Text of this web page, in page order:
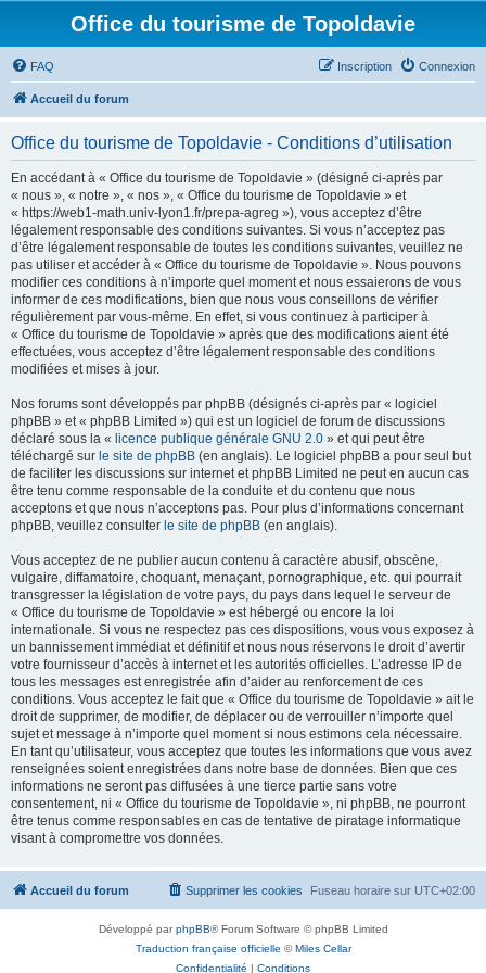
Office du tourisme de Topoldavie
FAQ Connexion
Inscription
Accueil du forum
Office du tourisme de Topoldavie - Conditions d’utilisation
En accédant à « Office du tourisme de Topoldavie » (désigné ci-après par
« nous », « notre », « nos », « Office du tourisme de Topoldavie » et
« https://web1-math.univ-lyon1.fr/prepa-agreg »), vous acceptez d’être
légalement responsable des conditions suivantes. Si vous n’acceptez pas
d’être légalement responsable de toutes les conditions suivantes, veuillez ne
pas utiliser et accéder à « Office du tourisme de Topoldavie ». Nous pouvons
modifier ces conditions à n’importe quel moment et nous essaierons de vous
informer de ces modifications, bien que nous vous conseillons de vérifier
régulièrement par vous-même. En effet, si vous continuez à participer à
« Office du tourisme de Topoldavie » après que des modifications aient été
effectuées, vous acceptez d’être légalement responsable des conditions
modifiées et mises à jour.
Nos forums sont développés par phpBB (désignés ci-après par « logiciel
phpBB » et « phpBB Limited ») qui est un logiciel de forum de discussions
déclaré sous la « licence publique générale GNU 2.0 » et qui peut être
téléchargé sur le site de phpBB (en anglais). Le logiciel phpBB a pour seul but
de faciliter les discussions sur internet et phpBB Limited ne peut en aucun cas
être tenu comme responsable de la conduite et du contenu que nous
acceptons et que nous n’acceptons pas. Pour plus d’informations concernant
phpBB, veuillez consulter le site de phpBB (en anglais).
Vous acceptez de ne publier aucun contenu à caractère abusif, obscène,
vulgaire, diffamatoire, choquant, menaçant, pornographique, etc. qui pourrait
transgresser la législation de votre pays, du pays dans lequel le serveur de
« Office du tourisme de Topoldavie » est hébergé ou encore la loi
internationale. Si vous ne respectez pas ces dispositions, vous vous exposez à
un bannissement immédiat et définitif et nous nous réservons le droit d’avertir
votre fournisseur d’accès à internet et les autorités officielles. L’adresse IP de
tous les messages est enregistrée afin d’aider au renforcement de ces
conditions. Vous acceptez le fait que « Office du tourisme de Topoldavie » ait le
droit de supprimer, de modifier, de déplacer ou de verrouiller n’importe quel
sujet et message à n’importe quel moment si nous estimons cela nécessaire.
En tant qu’utilisateur, vous acceptez que toutes les informations que vous avez
renseignées soient enregistrées dans notre base de données. Bien que ces
informations ne seront pas diffusées à une tierce partie sans votre
consentement, ni « Office du tourisme de Topoldavie », ni phpBB, ne pourront
être tenus comme responsables en cas de tentative de piratage informatique
visant à compromettre vos données.
Accueil du forum Fuseau horaire sur UTC+02:00
Supprimer les cookies
Développé parphpBB® Forum Software © phpBB Limited
Traduction française officielle ©Miles Cellar
Confidentialité | Conditions